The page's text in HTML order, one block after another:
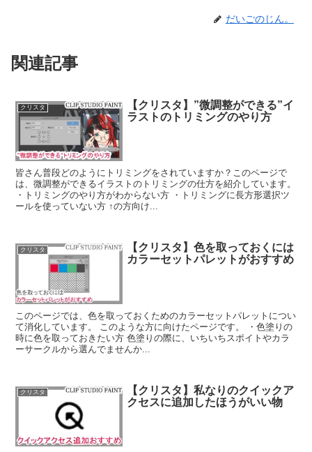
だいごのじん。
関連記事
クリスタ
【クリスタ】”微調整ができる”イ
ラストのトリミングのやり方
皆さん普段どのようにトリミングをされていますか？このページで
は、微調整ができるイラストのトリミングの仕方を紹介しています。
・トリミングのやり方がわからない方 ・トリミングに長方形選択ツ
ールを使っていない方 ↑の方向け...
クリスタ
【クリスタ】色を取っておくには
カラーセットパレットがおすすめ
このページでは、色を取っておくためのカラーセットパレットについ
て消化しています。 このような方に向けたページです。 ・色塗りの
時に色を取っておきたい方 色塗りの際に、いちいちスポイトやカラ
ーサークルから選んでませんか...
クリスタ
【クリスタ】私なりのクイックア
クセスに追加したほうがいい物